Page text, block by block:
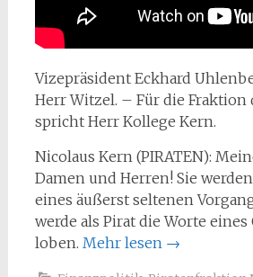
Vizepräsident Eckhard
Herr Witzel. – Für die Fraktion
spricht Herr Kollege Kern.
Nicolaus Kern (PIRATEN):
Damen und Herren! Sie
eines äußerst seltenen
werde als Pirat die Worte
loben. Mehr lesen →